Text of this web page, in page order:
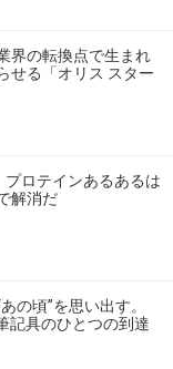
界の転換点で生まれ
せる「オリス スター
ロテインあるあるは
解消だ
の頃”を思い出す。
記具のひとつの到達